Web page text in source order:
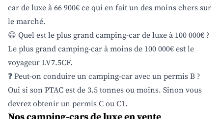
car de luxe à 66 900€ ce qui en fait un des moins chers sur
le marché.
😃 Quel est le plus grand camping-car de luxe à 100 000€ ?
Le plus grand camping-car à moins de 100 000€ est le
voyageur LV7.5CF.
❓ Peut-on conduire un camping-car avec un permis B ?
Oui si son PTAC est de 3.5 tonnes ou moins. Sinon vous
devrez obtenir un permis C ou C1.